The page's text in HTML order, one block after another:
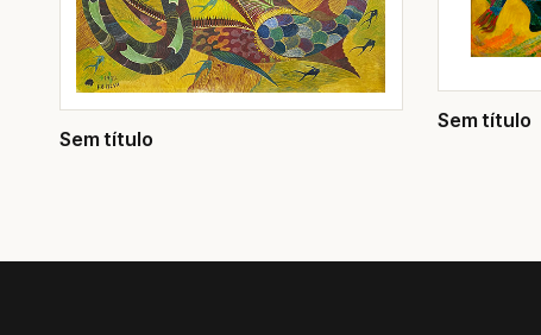
Sem título
Sem título